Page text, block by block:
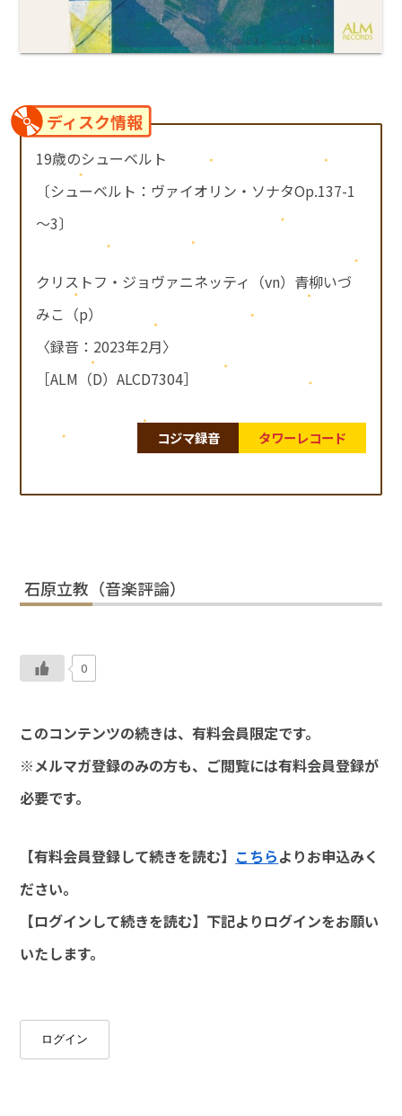
ディスク情報
19歳のシューベルト
〔シューベルト：ヴァイオリン・ソナタOp.137-1
～3〕
クリストフ・ジョヴァニネッティ（vn）青柳いづ
みこ（p）
〈録音：2023年2月〉
［ALM（D）ALCD7304］
コジマ録音 タワーレコード
石原立教（音楽評論）
0
このコンテンツの続きは、有料会員限定です。
※メルマガ登録のみの方も、ご閲覧には有料会員登録が
必要です。
【有料会員登録して続きを読む】 こちらよりお申込みく
ださい。
【ログインして続きを読む】下記よりログインをお願い
いたします。
ログイン